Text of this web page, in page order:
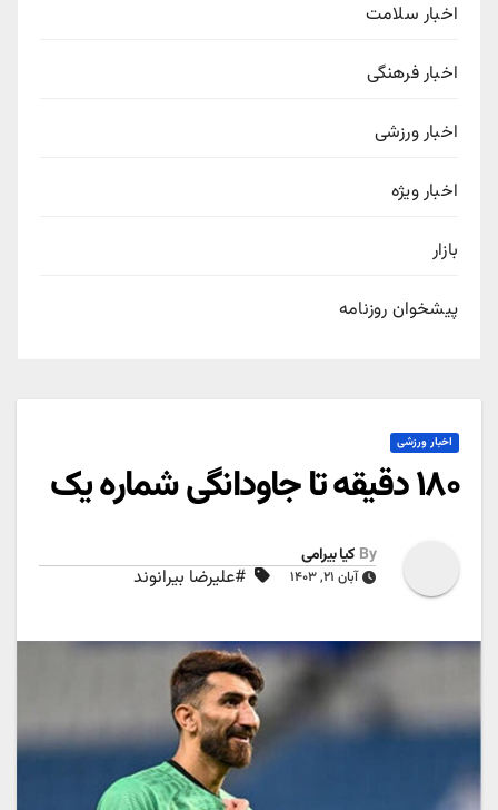
اخبار سلامت
اخبار فرهنگی
اخبار ورزشی
اخبار ویژه
بازار
پیشخوان روزنامه
اخبار ورزشی
۱۸۰ دقیقه تا جاودانگی شماره یک
By کیا بیرامی
آبان ۲۱, ۱۴۰۳ #علیرضا بیرانوند